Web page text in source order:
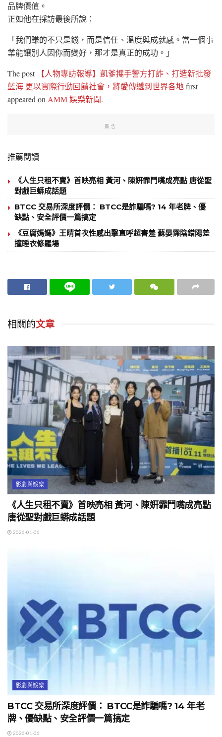
品牌價值。
正如他在採訪最後所說：
「我們賺的不只是錢，而是信任、溫度與成就感。當一個事
業能讓別人因你而變好，那才是真正的成功。」
The post
【人物專訪報導】凱爹攜手警方打詐、打造新批發
藍海 更以實際行動回饋社會，將愛傳遞到世界各地first
appeared on AMM 娛樂新聞.
廣告
推薦閱讀
《人生只租不賣》首映亮相 黃河、陳姸霏鬥嘴成亮點 唐從聖
對戲巨蟒成話題
BTCC 交易所深度評價： BTCC是詐騙嗎? 14 年老牌、優
缺點、安全評價一篇搞定
《豆腐媽媽》王晴首次性感出擊直呼超害羞 蘇晏霈陰錯陽差
撞睡衣修羅場
相關的文章
影劇與娛樂
《人生只租不賣》首映亮相 黃河、陳姸霏鬥嘴成亮點
唐從聖對戲巨蟒成話題
2026-01-06
影劇與娛樂
BTCC 交易所深度評價： BTCC是詐騙嗎? 14 年老
牌、優缺點、安全評價一篇搞定
2026-01-06